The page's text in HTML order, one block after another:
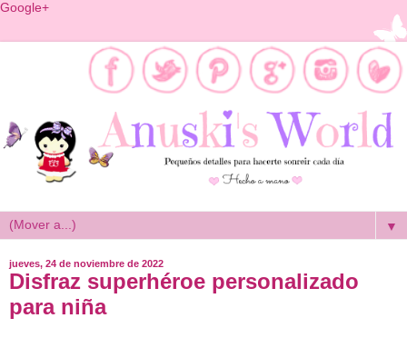
Google+
▼
jueves, 24 de noviembre de 2022
Disfraz superhéroe personalizado
para niña